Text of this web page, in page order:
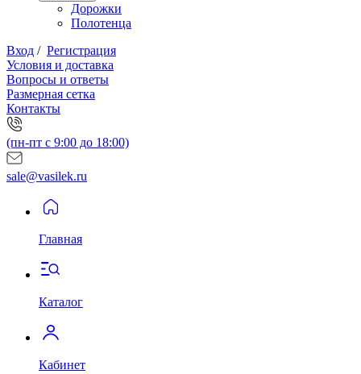
Дорожки
Полотенца
Вход / Регистрация
Условия и доставка
Вопросы и ответы
Размерная сетка
Контакты
(пн-пт с 9:00 до 18:00)
sale@vasilek.ru
Главная
Каталог
Кабинет